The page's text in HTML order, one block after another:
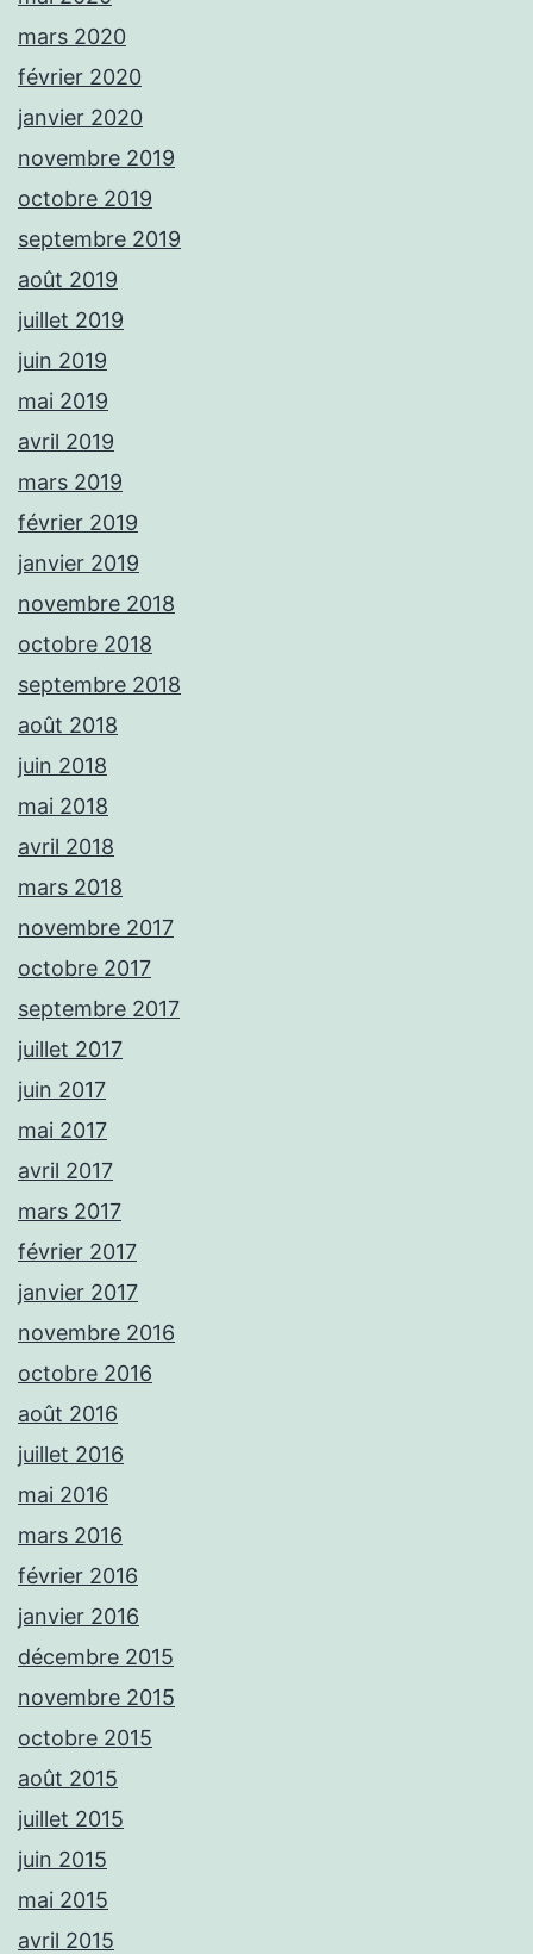
mars 2020
février 2020
janvier 2020
novembre 2019
octobre 2019
septembre 2019
août 2019
juillet 2019
juin 2019
mai 2019
avril 2019
mars 2019
février 2019
janvier 2019
novembre 2018
octobre 2018
septembre 2018
août 2018
juin 2018
mai 2018
avril 2018
mars 2018
novembre 2017
octobre 2017
septembre 2017
juillet 2017
juin 2017
mai 2017
avril 2017
mars 2017
février 2017
janvier 2017
novembre 2016
octobre 2016
août 2016
juillet 2016
mai 2016
mars 2016
février 2016
janvier 2016
décembre 2015
novembre 2015
octobre 2015
août 2015
juillet 2015
juin 2015
mai 2015
avril 2015